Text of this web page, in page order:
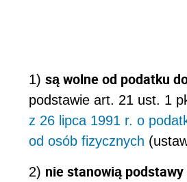
1) są wolne od podatku
podstawie art. 21 ust. 1
z 26 lipca 1991 r. o
od osób fizycznych
2) nie stanowią podstawy